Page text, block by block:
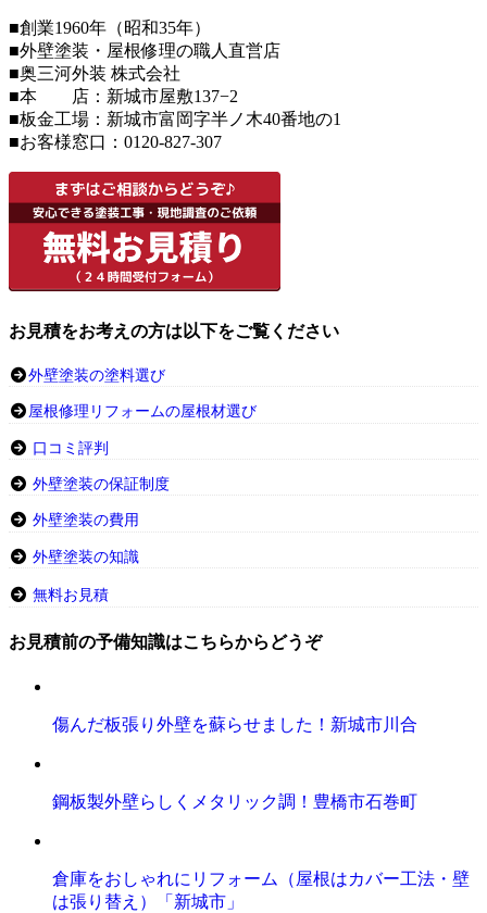
■創業1960年（昭和35年）
■外壁塗装・屋根修理の職人直営店
■奥三河外装 株式会社
■本 店：新城市屋敷137−2
■板金工場：新城市富岡字半ノ木40番地の1
■お客様窓口：0120-827-307
お見積をお考えの方は以下をご覧ください
外壁塗装の塗料選び
屋根修理リフォームの屋根材選び
口コミ評判
外壁塗装の保証制度
外壁塗装の費用
外壁塗装の知識
無料お見積
お見積前の予備知識はこちらからどうぞ
傷んだ板張り外壁を蘇らせました！新城市川合
鋼板製外壁らしくメタリック調！豊橋市石巻町
倉庫をおしゃれにリフォーム（屋根はカバー工法・壁
は張り替え）「新城市」